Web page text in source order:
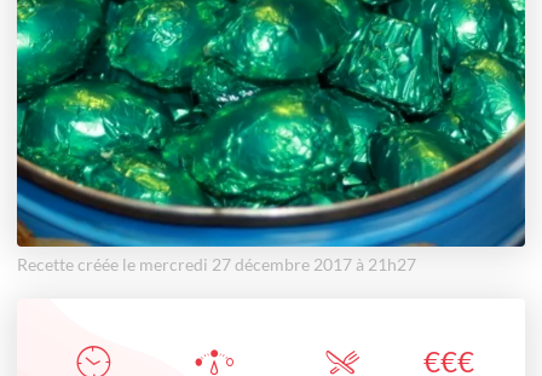
Recette créée le mercredi 27 décembre 2017 à 21h27
€€€